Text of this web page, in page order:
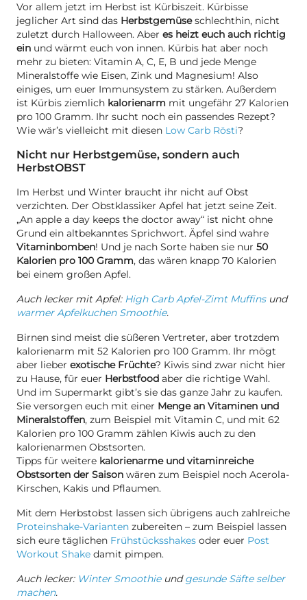
Vor allem jetzt im Herbst ist Kürbiszeit. Kürbisse
jeglicher Art sind das Herbstgemüseschlechthin, nicht
zuletzt durch Halloween. Aber es heizt euch auch richtig
ein und wärmt euch von innen. Kürbis hat aber noch
mehr zu bieten: Vitamin A, C, E, B und jede Menge
Mineralstoffe wie Eisen, Zink und Magnesium! Also
einiges, um euer Immunsystem zu stärken. Außerdem
ist Kürbis ziemlich kalorienarm mit ungefähr 27 Kalorien
pro 100 Gramm. Ihr sucht noch ein passendes Rezept?
Wie wär’s vielleicht mit diesen Low Carb Rösti?
Nicht nur Herbstgemüse, sondern auch
HerbstOBST
Im Herbst und Winter braucht ihr nicht auf Obst
verzichten. Der Obstklassiker Apfel hat jetzt seine Zeit.
„An apple a day keeps the doctor away“ ist nicht ohne
Grund ein altbekanntes Sprichwort. Äpfel sind wahre
Vitaminbomben! Und je nach Sorte haben sie nur 50
Kalorien pro 100 Gramm, das wären knapp 70 Kalorien
bei einem großen Apfel.
Auch lecker mit Apfel: High Carb Apfel-Zimt Muffinsund
warmer Apfelkuchen Smoothie.
Birnen sind meist die süßeren Vertreter, aber trotzdem
kalorienarm mit 52 Kalorien pro 100 Gramm. Ihr mögt
aber lieber exotische Früchte? Kiwis sind zwar nicht hier
zu Hause, für euer Herbstfood aber die richtige Wahl.
Und im Supermarkt gibt’s sie das ganze Jahr zu kaufen.
Sie versorgen euch mit einer Menge an Vitaminen und
Mineralstoffen, zum Beispiel mit Vitamin C, und mit 62
Kalorien pro 100 Gramm zählen Kiwis auch zu den
kalorienarmen Obstsorten.
Tipps für weitere kalorienarme und vitaminreiche
Obstsorten der Saison wären zum Beispiel noch Acerola-
Kirschen, Kakis und Pflaumen.
Mit dem Herbstobst lassen sich übrigens auch zahlreiche
Proteinshake-Varianten zubereiten – zum Beispiel lassen
sich eure täglichen Frühstücksshakes oder euer Post
Workout Shake damit pimpen.
Auch lecker: Winter Smoothieundgesunde Säfte selber
machen.